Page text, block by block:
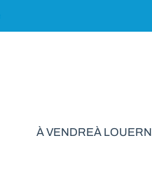
À VENDREÀ LOUER